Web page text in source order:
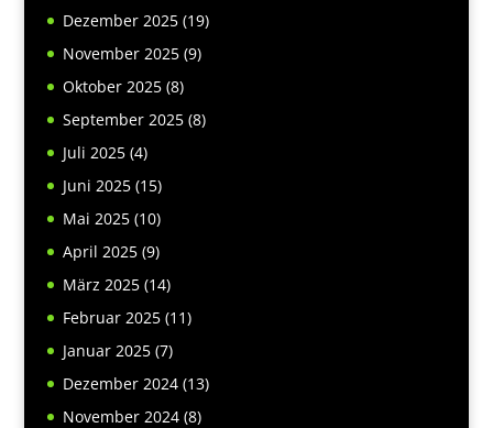
Dezember 2025(19)
November 2025(9)
Oktober 2025(8)
September 2025(8)
Juli 2025(4)
Juni 2025(15)
Mai 2025(10)
April 2025(9)
März 2025(14)
Februar 2025(11)
Januar 2025(7)
Dezember 2024(13)
November 2024(8)